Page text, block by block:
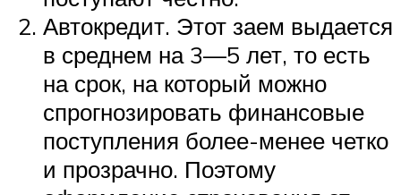
Автокредит. Этот заем выдается
в среднем на 3—5 лет, то есть
на срок, на который можно
спрогнозировать финансовые
поступления более-менее четко
и прозрачно. Поэтому